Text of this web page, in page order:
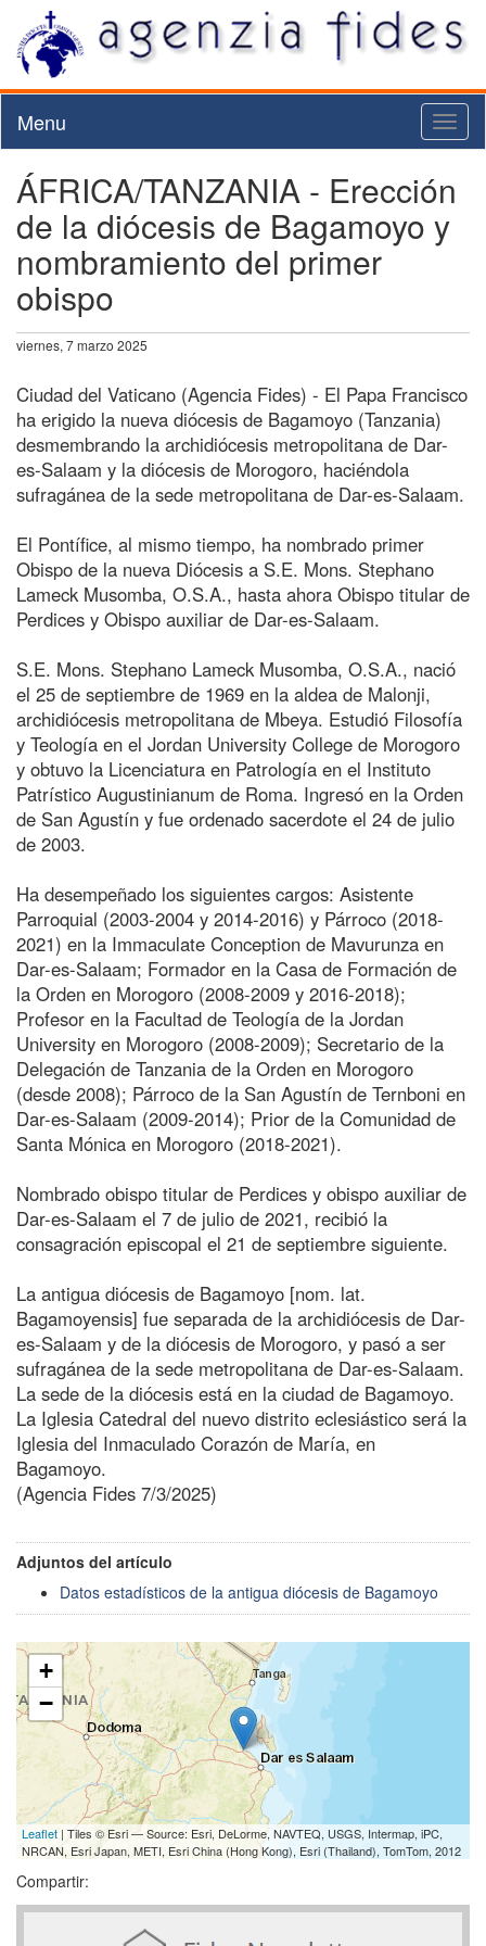
Menu
ÁFRICA/TANZANIA - Erección
de la diócesis de Bagamoyo y
nombramiento del primer
obispo
viernes, 7 marzo 2025
Ciudad del Vaticano (Agencia Fides) - El Papa Francisco
ha erigido la nueva diócesis de Bagamoyo (Tanzania)
desmembrando la archidiócesis metropolitana de Dar-
es-Salaam y la diócesis de Morogoro, haciéndola
sufragánea de la sede metropolitana de Dar-es-Salaam.
El Pontífice, al mismo tiempo, ha nombrado primer
Obispo de la nueva Diócesis a S.E. Mons. Stephano
Lameck Musomba, O.S.A., hasta ahora Obispo titular de
Perdices y Obispo auxiliar de Dar-es-Salaam.
S.E. Mons. Stephano Lameck Musomba, O.S.A., nació
el 25 de septiembre de 1969 en la aldea de Malonji,
archidiócesis metropolitana de Mbeya. Estudió Filosofía
y Teología en el Jordan University College de Morogoro
y obtuvo la Licenciatura en Patrología en el Instituto
Patrístico Augustinianum de Roma. Ingresó en la Orden
de San Agustín y fue ordenado sacerdote el 24 de julio
de 2003.
Ha desempeñado los siguientes cargos: Asistente
Parroquial (2003-2004 y 2014-2016) y Párroco (2018-
2021) en la Immaculate Conception de Mavurunza en
Dar-es-Salaam; Formador en la Casa de Formación de
la Orden en Morogoro (2008-2009 y 2016-2018);
Profesor en la Facultad de Teología de la Jordan
University en Morogoro (2008-2009); Secretario de la
Delegación de Tanzania de la Orden en Morogoro
(desde 2008); Párroco de la San Agustín de Ternboni en
Dar-es-Salaam (2009-2014); Prior de la Comunidad de
Santa Mónica en Morogoro (2018-2021).
Nombrado obispo titular de Perdices y obispo auxiliar de
Dar-es-Salaam el 7 de julio de 2021, recibió la
consagración episcopal el 21 de septiembre siguiente.
La antigua diócesis de Bagamoyo [nom. lat.
Bagamoyensis] fue separada de la archidiócesis de Dar-
es-Salaam y de la diócesis de Morogoro, y pasó a ser
sufragánea de la sede metropolitana de Dar-es-Salaam.
La sede de la diócesis está en la ciudad de Bagamoyo.
La Iglesia Catedral del nuevo distrito eclesiástico será la
Iglesia del Inmaculado Corazón de María, en
Bagamoyo.
(Agencia Fides 7/3/2025)
Adjuntos del artículo
Datos estadísticos de la antigua diócesis de Bagamoyo
+
−
Leaflet | Tiles © Esri — Source: Esri, DeLorme, NAVTEQ, USGS, Intermap, iPC,
NRCAN, Esri Japan, METI, Esri China (Hong Kong), Esri (Thailand), TomTom, 2012
Compartir: